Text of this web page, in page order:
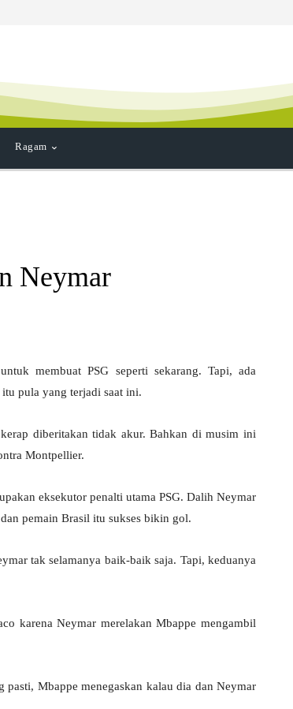
Ragam
Neymar
membuat PSG seperti sekarang. Tapi, ada
pula yang terjadi saat ini.
diberitakan tidak akur. Bahkan di musim ini
Montpellier.
eksekutor penalti utama PSG. Dalih Neymar
pemain Brasil itu sukses bikin gol.
tak selamanya baik-baik saja. Tapi, keduanya
karena Neymar merelakan Mbappe mengambil
Mbappe menegaskan kalau dia dan Neymar